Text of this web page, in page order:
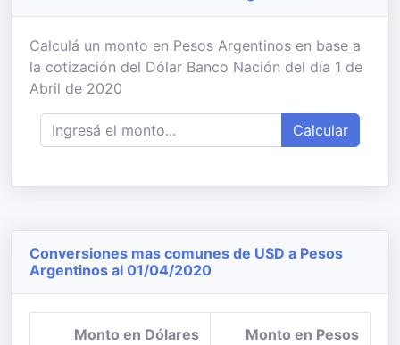
Calculá un monto en Pesos Argentinos en base a
la cotización del Dólar Banco Nación del día 1 de
Abril de 2020
Calcular
Conversiones mas comunes de USD a Pesos
Argentinos al 01/04/2020
Monto en Dólares
Monto en Pesos